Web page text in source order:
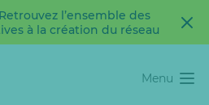
Retrouvez l’ensemble des
à la création du réseau
Menu